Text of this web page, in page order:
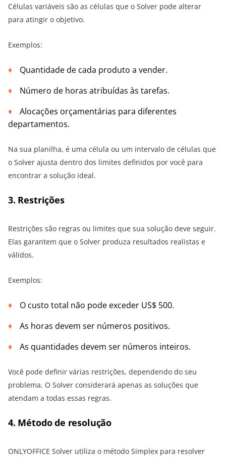
Células variáveis são as células que o Solver pode alterar
para atingir o objetivo.
Exemplos:
Quantidade de cada produto a vender.
Número de horas atribuídas às tarefas.
Alocações orçamentárias para diferentes
departamentos.
Na sua planilha, é uma célula ou um intervalo de células que
o Solver ajusta dentro dos limites definidos por você para
encontrar a solução ideal.
3. Restrições
Restrições são regras ou limites que sua solução deve seguir.
Elas garantem que o Solver produza resultados realistas e
válidos.
Exemplos:
O custo total não pode exceder US$ 500.
As horas devem ser números positivos.
As quantidades devem ser números inteiros.
Você pode definir várias restrições, dependendo do seu
problema. O Solver considerará apenas as soluções que
atendam a todas essas regras.
4. Método de resolução
ONLYOFFICE Solver utiliza o método Simplex para resolver